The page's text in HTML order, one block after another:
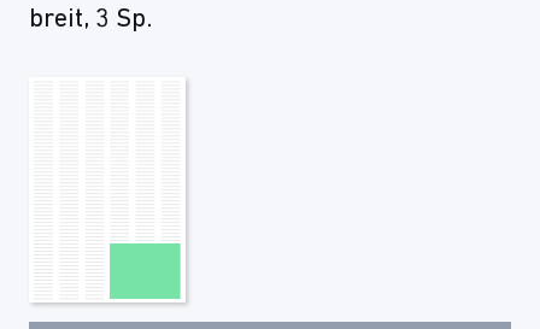
breit, 3 Sp.